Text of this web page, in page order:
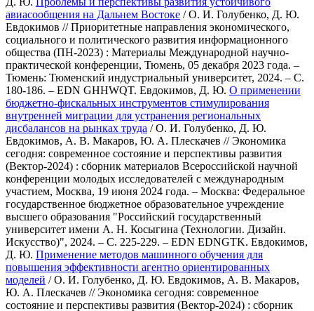
авиасообщения на Дальнем Востоке / О. И. Голубенко, Д. Ю.
Евдокимов // Приоритетные направления экономического,
социального и политического развития информационного
общества (ПН-2023) : Материалы Международной научно-
практической конференции, Тюмень, 05 декабря 2023 года. –
Тюмень: Тюменский индустриальный университет, 2024. – С.
180-186. – EDN GHHWQT. Евдокимов, Д. Ю. О применении
бюджетно-фискальных инструментов стимулирования
внутренней миграции для устранения региональных
дисбалансов на рынках труда / О. И. Голубенко, Д. Ю.
Евдокимов, А. В. Макаров, Ю. А. Плескачев // Экономика
сегодня: современное состояние и перспективы развития
(Вектор-2024) : сборник материалов Всероссийской научной
конференции молодых исследователей с международным
участием, Москва, 19 июня 2024 года. – Москва: Федеральное
государственное бюджетное образовательное учреждение
высшего образования "Российский государственный
университет имени А. Н. Косыгина (Технологии. Дизайн.
Искусство)", 2024. – С. 225-229. – EDN EDNGTK. Евдокимов,
Д. Ю. Применение методов машинного обучения для
повышения эффективности агентно ориентированных
моделей / О. И. Голубенко, Д. Ю. Евдокимов, А. В. Макаров,
Ю. А. Плескачев // Экономика сегодня: современное
состояние и перспективы развития (Вектор-2024) : сборник